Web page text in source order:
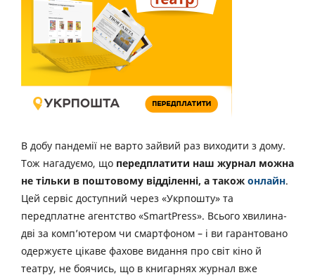
В добу пандемії не варто зайвий раз виходити з дому.
Тож нагадуємо, що передплатити наш журнал можна
не тільки в поштовому відділенні, а також онлайн.
Цей сервіс доступний через «Укрпошту» та
передплатне агентство «SmartPress». Всього хвилина-
дві за комп’ютером чи смартфоном – і ви гарантовано
одержуєте цікаве фахове видання про світ кіно й
театру, не боячись, що в книгарнях журнал вже